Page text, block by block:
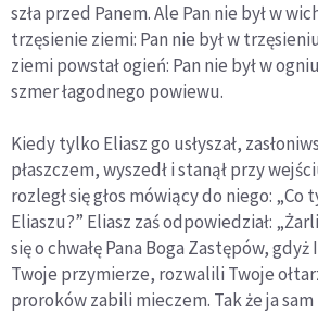
szła przed Panem. Ale Pan nie był w
trzęsienie ziemi: Pan nie był w
ziemi powstał ogień: Pan nie był w
szmer łagodnego powiewu.
Kiedy tylko Eliasz go usłyszał,
płaszczem, wyszedł i stanął przy
rozległ się głos mówiący do niego: „Co
Eliaszu?” Eliasz zaś odpowiedział:
się o chwałę Pana Boga Zastępów,
Twoje przymierze, rozwalili Twoje
proroków zabili mieczem. Tak że ja